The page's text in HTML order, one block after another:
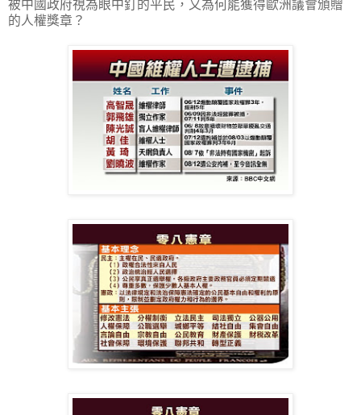
被中國政府視為眼中釘的平民，又為何能獲得歐洲議會頒贈
的人權獎章？